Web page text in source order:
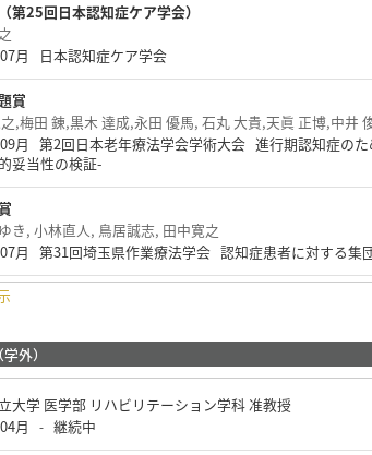
第25回日本認知症ケア学会）
月 日本認知症ケア学会
賞
,梅田 錬,黒木 達成,永田 優馬, 石丸 大貴,天眞 正博,中井
月 第2回日本老年療法学会学術大会 進行期認知症の
妥当性の検証-
き, 小林直人, 鳥居誠志, 田中寛之
月 第31回埼玉県作業療法学会 認知症患者に対する集
外）
大学 医学部 リハビリテーション学科 准教授
月
- 継続中